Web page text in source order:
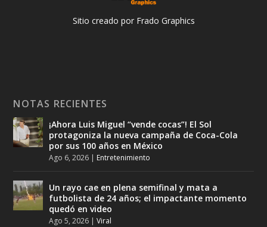
Sitio creado por Frado Graphics
NOTAS RECIENTES
¡Ahora Luis Miguel “vende cocas”! El Sol
protagoniza la nueva campaña de Coca-Cola
por sus 100 años en México
Ago 6, 2026 | Entretenimiento
Un rayo cae en plena semifinal y mata a
futbolista de 24 años; el impactante momento
quedó en video
Ago 5, 2026 |Viral